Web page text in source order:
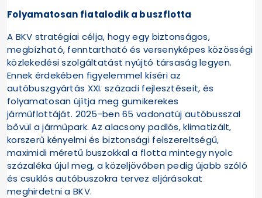
Folyamatosan fiatalodik a buszflotta
A BKV stratégiai célja, hogy egy biztonságos,
megbízható, fenntartható és versenyképes közösségi
közlekedési szolgáltatást nyújtó társaság legyen.
Ennek érdekében figyelemmel kíséri az
autóbuszgyártás XXI. századi fejlesztéseit, és
folyamatosan újítja meg gumikerekes
járműflottáját. 2025-ben 65 vadonatúj autóbusszal
bővül a járműpark. Az alacsony padlós, klimatizált,
korszerű kényelmi és biztonsági felszereltségű,
maximidi méretű buszokkal a flotta mintegy nyolc
százaléka újul meg, a közeljövőben pedig újabb szóló
és csuklós autóbuszokra tervez eljárásokat
meghirdetni a BKV.